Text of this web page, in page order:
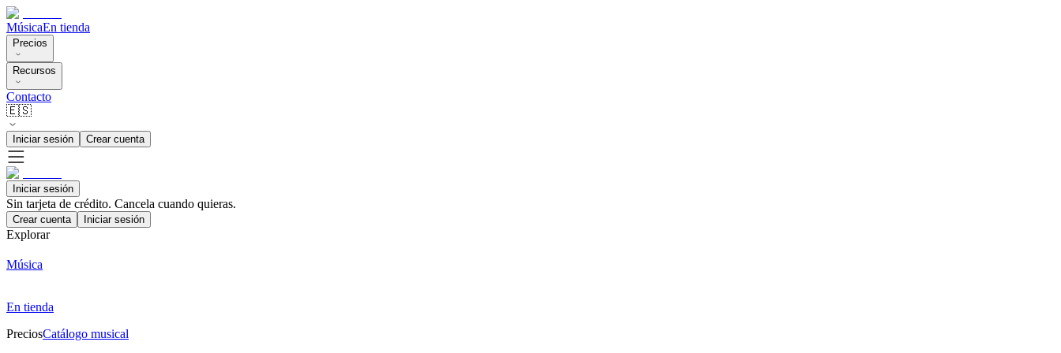
MúsicaEn tienda
Precios
Recursos
Contacto
🇪🇸
Iniciar sesión Crear cuenta
Iniciar sesión
Sin tarjeta de crédito. Cancela cuando quieras.
Crear cuenta Iniciar sesión
Explorar
Música
En tienda
PreciosCatálogo musical